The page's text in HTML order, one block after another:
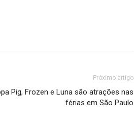
Próximo artigo
Pig, Frozen e Luna são atrações nas
férias em São Paulo